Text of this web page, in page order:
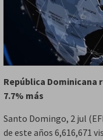
República Dominicana
7.7% más
Santo Domingo, 2 jul
de este años 6,616,671